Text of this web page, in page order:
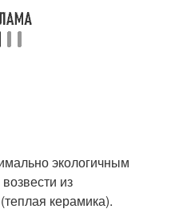
экологичным
из
керамика).